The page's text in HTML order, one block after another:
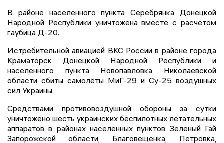
В районе населенного пункта Серебрянка Донецкой
Народной Республики уничтожена вместе с расчётом
гаубица Д-20.
Истребительной авиацией ВКС России в районе города
Краматорск Донецкой Народной Республики и
населенного пункта Новопавловка Николаевской
области сбиты самолёты МиГ-29 и Су-25 воздушных
сил Украины.
Средствами противовоздушной обороны за сутки
уничтожено шесть украинских беспилотных летательных
аппаратов в районах населенных пунктов Зеленый Гай
Запорожской области, Благовещенка, Петровка,